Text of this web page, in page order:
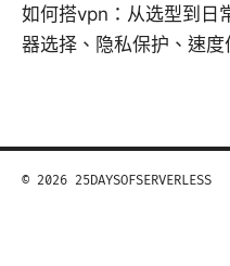
如何搭vpn：从选型到日
器选择、隐私保护、速
© 2026 25DAYSOFSERVERLESS